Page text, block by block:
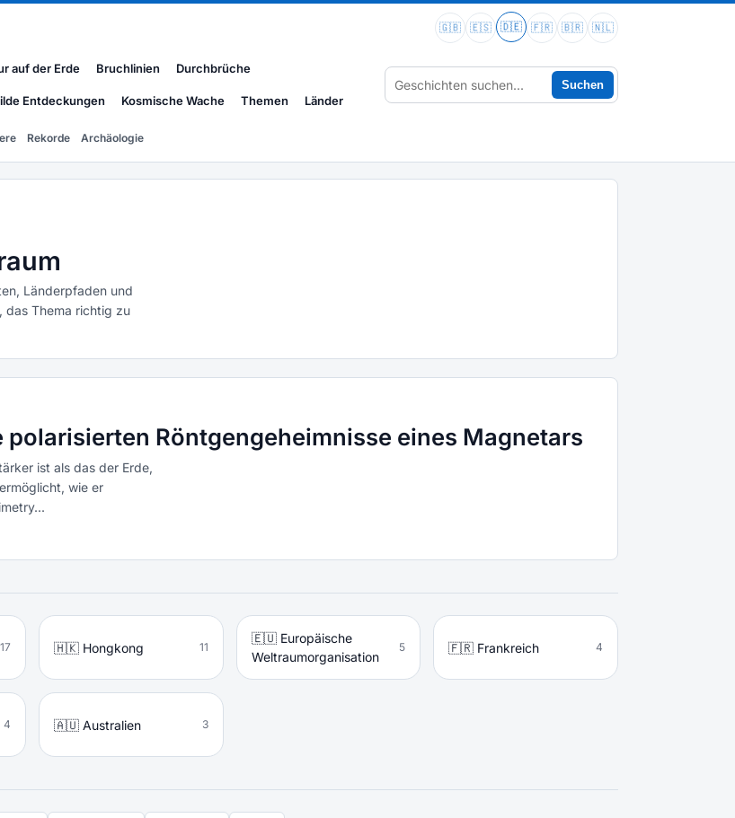
🇬🇧 🇪🇸 🇩🇪 🇫🇷 🇧🇷 🇳🇱
auf der Erde Bruchlinien Durchbrüche
Entdeckungen Kosmische Wache Themen Länder
Suchen
Rekorde Archäologie
Länderpfaden und
das Thema richtig zu
polarisierten Röntgengeheimnisse eines Magnetars
ist als das der Erde,
wie er
17 🇭🇰 Hongkong 11
🇪🇺 Europäische
Weltraumorganisation
5 🇫🇷 Frankreich 4
4 🇦🇺 Australien 3